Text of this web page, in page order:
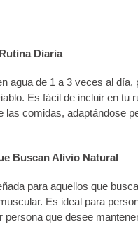
Diaria
agua de 1 a 3 veces al día,
Es fácil de incluir en tu
las comidas, adaptándose
Buscan Alivio Natural
para aquellos que
Es ideal para
que desee